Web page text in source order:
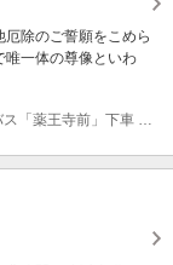
除のご誓願をこめら
唯一体の尊像といわ
(1)・JR牟岐線「日和佐駅」下車→約700m ・徳島バス「薬王寺前」下車 ・第24番へ約72.1km［※JR（途中まで）・バス便有り］ ・徳島ICから車で約100分